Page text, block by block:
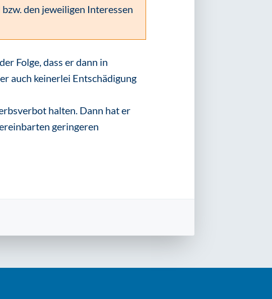
den jeweiligen Interessen
Folge, dass er dann in
auch keinerlei Entschädigung
halten. Dann hat er
geringeren